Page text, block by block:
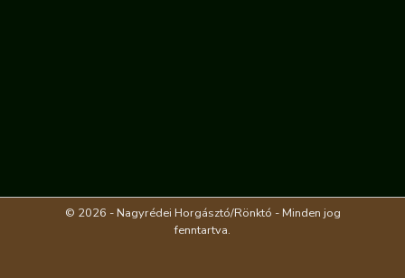
© 2026 - Nagyrédei Horgásztó/Rönktó - Minden jog
fenntartva.